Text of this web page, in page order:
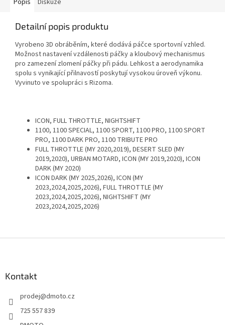
Popis Diskuze
Detailní popis produktu
Vyrobeno 3D obráběním, které dodává páčce sportovní vzhled.
Možnost nastavení vzdálenosti páčky a kloubový mechanismus
pro zamezení zlomení páčky při pádu. Lehkost a aerodynamika
spolu s vynikající přilnavostí poskytují vysokou úroveň výkonu.
Vyvinuto ve spolupráci s Rizoma.
ICON, FULL THROTTLE, NIGHTSHIFT
1100, 1100 SPECIAL, 1100 SPORT, 1100 PRO, 1100 SPORT
PRO, 1100 DARK PRO, 1100 TRIBUTE PRO
FULL THROTTLE (MY 2020,2019), DESERT SLED (MY
2019,2020), URBAN MOTARD, ICON (MY 2019,2020), ICON
DARK (MY 2020)
ICON DARK (MY 2025,2026), ICON (MY
2023,2024,2025,2026), FULL THROTTLE (MY
2023,2024,2025,2026), NIGHTSHIFT (MY
2023,2024,2025,2026)
Kontakt
prodej@dmoto.cz
725 557 839